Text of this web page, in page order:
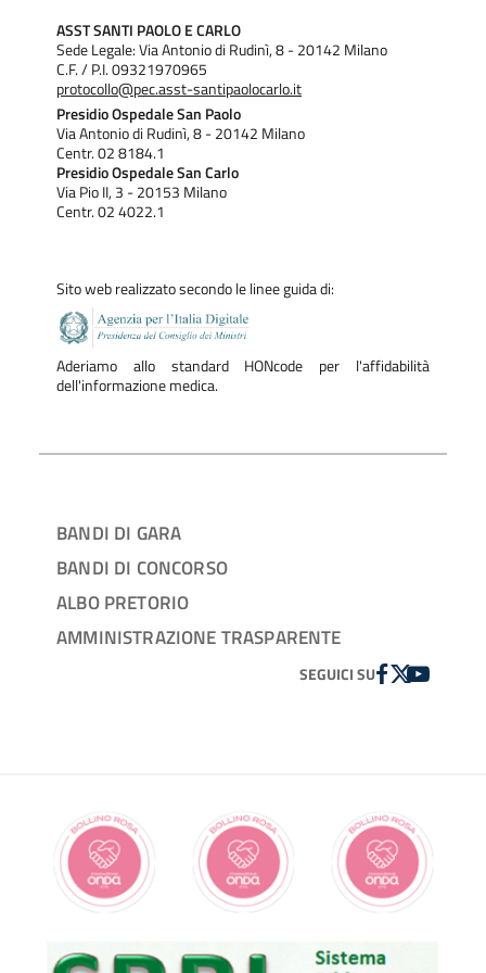
ASST SANTI PAOLO E CARLO
Sede Legale: Via Antonio di Rudinì, 8 - 20142 Milano
C.F. / P.I. 09321970965
protocollo@pec.asst-santipaolocarlo.it
Presidio Ospedale San Paolo
Via Antonio di Rudinì, 8 - 20142 Milano
Centr. 02 8184.1
Presidio Ospedale San Carlo
Via Pio II, 3 - 20153 Milano
Centr. 02 4022.1
Sito web realizzato secondo le linee guida di:
Aderiamo allo standard HONcode per l'affidabilità
dell'informazione medica.
BANDI DI GARA
BANDI DI CONCORSO
ALBO PRETORIO
AMMINISTRAZIONE TRASPARENTE
SEGUICI SUFACEBOOK
TWITTER
YOUTUBE